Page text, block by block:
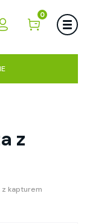
0
z
z kapturem